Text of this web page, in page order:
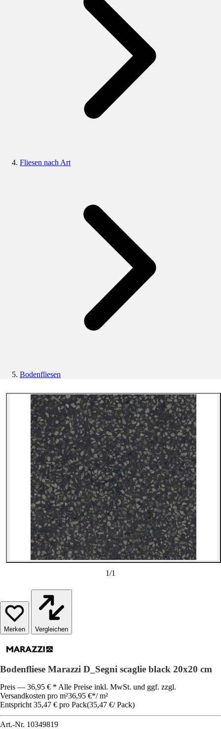
Fliesen nach Art
Bodenfliesen
1/1
Vergleichen
Bodenfliese Marazzi D_Segni scaglie black 20x20 cm
Preis — 36,95 € * Alle Preise inkl. MwSt. und ggf. zzgl.
Versandkosten pro m²36,95 €*/ m²
Entspricht 35,47 € pro Pack(35,47 €/ Pack)
Art.-Nr. 10349819